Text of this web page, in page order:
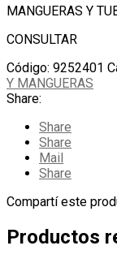
MANGUERAS Y
CONSULTAR
Código: 9252401
Y MANGUERAS
Share:
Share
Share
Mail
Share
Compartí este
Productos